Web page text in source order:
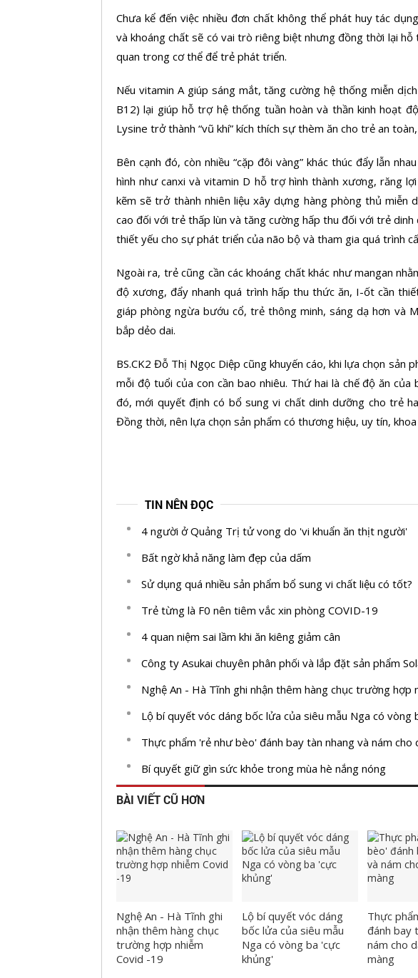
Chưa kể đến việc nhiều đơn chất không thể phát huy tác
và khoáng chất sẽ có vai trò riêng biệt nhưng đồng thời lại
quan trong cơ thể để trẻ phát triển.
Nếu vitamin A giúp sáng mắt, tăng cường hệ thống miễn
B12) lại giúp hỗ trợ hệ thống tuần hoàn và thần kinh hoạt
Lysine trở thành “vũ khí” kích thích sự thèm ăn cho trẻ an
Bên cạnh đó, còn nhiều “cặp đôi vàng” khác thúc đẩy lẫn
hình như canxi và vitamin D hỗ trợ hình thành xương, răng
kẽm sẽ trở thành nhiên liệu xây dựng hàng phòng thủ miễn
cao đối với trẻ thấp lùn và tăng cường hấp thu đối với trẻ
thiết yếu cho sự phát triển của não bộ và tham gia quá trình
Ngoài ra, trẻ cũng cần các khoáng chất khác như mangan
độ xương, đẩy nhanh quá trình hấp thu thức ăn, I-ốt cần
giáp phòng ngừa bướu cổ, trẻ thông minh, sáng dạ hơn và
bắp dẻo dai.
BS.CK2 Đỗ Thị Ngọc Diệp cũng khuyến cáo, khi lựa chọn sản
mỗi độ tuổi của con cần bao nhiêu. Thứ hai là chế độ ăn của
đó, mới quyết định có bổ sung vi chất dinh dưỡng cho trẻ
Đồng thời, nên lựa chọn sản phẩm có thương hiệu, uy tín, khoa
TIN NÊN ĐỌC
4 người ở Quảng Trị tử vong do 'vi khuẩn ăn thịt người'
Bất ngờ khả năng làm đẹp của dấm
Sử dụng quá nhiều sản phẩm bổ sung vi chất liệu có tốt?
Trẻ từng là F0 nên tiêm vắc xin phòng COVID-19
4 quan niệm sai lầm khi ăn kiêng giảm cân
Công ty Asukai chuyên phân phối và lắp đặt sản phẩm
Nghệ An - Hà Tĩnh ghi nhận thêm hàng chục trường hợp
Lộ bí quyết vóc dáng bốc lửa của siêu mẫu Nga có vòng
Thực phẩm 'rẻ như bèo' đánh bay tàn nhang và nám cho
Bí quyết giữ gìn sức khỏe trong mùa hè nắng nóng
BÀI VIẾT CŨ HƠN
Nghệ An - Hà Tĩnh ghi
nhận thêm hàng chục
trường hợp nhiễm
Covid -19
Lộ bí quyết vóc dáng
bốc lửa của siêu mẫu
Nga có vòng ba 'cực
khủng'
Thực
đánh bay
nám cho
màng